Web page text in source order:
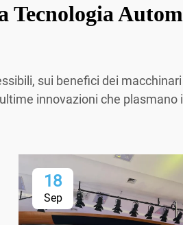
sui benefici dei
innovazioni che plasmano
18
Sep